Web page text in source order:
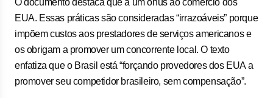
O documento destaca que á um ônus ao comércio dos
EUA. Essas práticas são consideradas “irrazoáveis” porque
impõem custos aos prestadores de serviços americanos e
os obrigam a promover um concorrente local. O texto
enfatiza que o Brasil está “forçando provedores dos EUA a
promover seu competidor brasileiro, sem compensação”.